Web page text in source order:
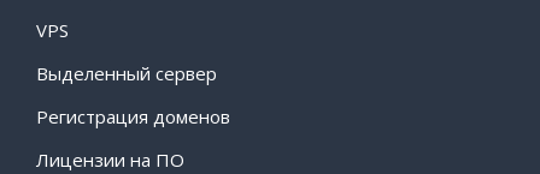
VPS
Выделенный сервер
Регистрация доменов
Лицензии на ПО